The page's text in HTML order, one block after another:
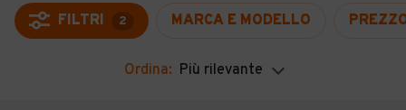
Auto Km 0
Auto Nuove
Noleggio a lungo termine
ACCEDI
FILTRI 2 MARCA E MODELLO
Ordina: Più rilevante